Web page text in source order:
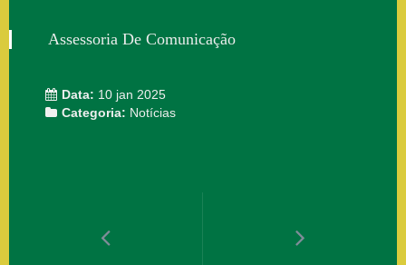
Assessoria De Comunicação
Data: 10 jan 2025
Categoria: Notícias